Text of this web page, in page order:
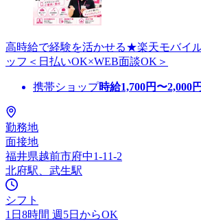
高時給で経験を活かせる★楽天モバイ
ッフ＜日払いOK×WEB面談OK＞
携帯ショップ時給1,700円〜2,000円
勤務地
面接地
福井県越前市府中1-11-2
北府駅、武生駅
シフト
1日8時間 週5日からOK